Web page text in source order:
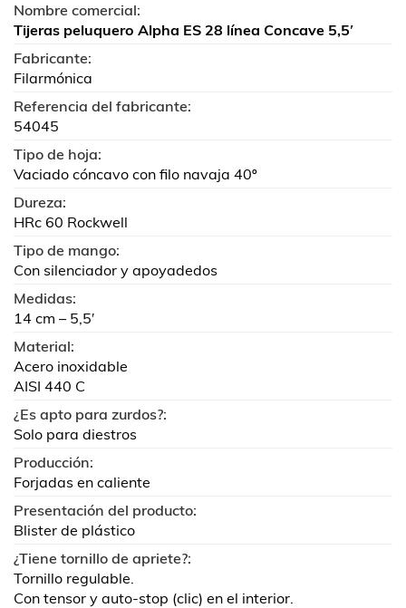
Nombre comercial:
Tijeras peluquero Alpha ES 28 línea Concave 5,5′
Fabricante:
Filarmónica
Referencia del fabricante:
54045
Tipo de hoja:
Vaciado cóncavo con filo navaja 40º
Dureza:
HRc 60 Rockwell
Tipo de mango:
Con silenciador y apoyadedos
Medidas:
14 cm – 5,5′
Material:
Acero inoxidable
AISI 440 C
¿Es apto para zurdos?:
Solo para diestros
Producción:
Forjadas en caliente
Presentación del producto:
Blister de plástico
¿Tiene tornillo de apriete?:
Tornillo regulable.
Con tensor y auto-stop (clic) en el interior.